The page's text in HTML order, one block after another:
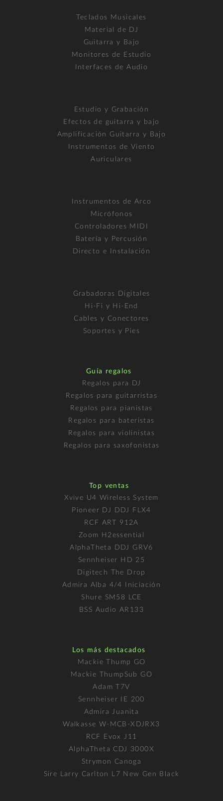
Teclados Musicales
Material de DJ
Guitarra y Bajo
Monitores de Estudio
Interfaces de Audio
Estudio y Grabación
Efectos de guitarra y bajo
Amplificación Guitarra y Bajo
Instrumentos de Viento
Auriculares
Instrumentos de Arco
Micrófonos
Controladores MIDI
Batería y Percusión
Directo e Instalación
Grabadoras Digitales
Hi-Fi y Hi-End
Cables y Conectores
Soportes y Pies
Guía regalos
Regalos para DJ
Regalos para guitarristas
Regalos para pianistas
Regalos para bateristas
Regalos para violinistas
Regalos para saxofonistas
Top ventas
Xvive U4 Wireless System
Pioneer DJ DDJ FLX4
RCF ART 912A
Zoom H2essential
AlphaTheta DDJ GRV6
Sennheiser HD 25
Digitech The Drop
Admira Alba 4/4 Iniciación
Shure SM58 LCE
BSS Audio AR133
Los más destacados
Mackie Thump GO
Mackie ThumpSub GO
Adam T7V
Sennheiser IE 200
Admira Juanita
Walkasse W-MCB-XDJRX3
RCF Evox J11
AlphaTheta CDJ 3000X
Strymon Canoga
Sire Larry Carlton L7 New Gen Black